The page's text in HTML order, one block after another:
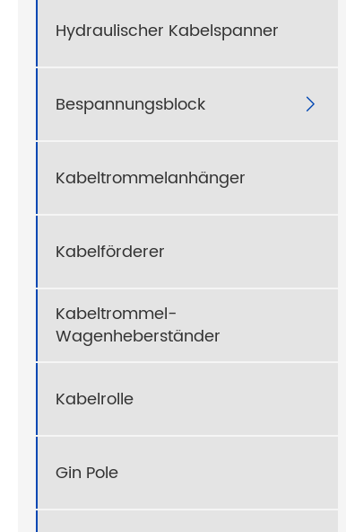
Hydraulischer Kabelspanner
Bespannungsblock 
Kabeltrommelanhänger
Kabelförderer
Kabeltrommel-
Wagenheberständer
Kabelrolle
Gin Pole